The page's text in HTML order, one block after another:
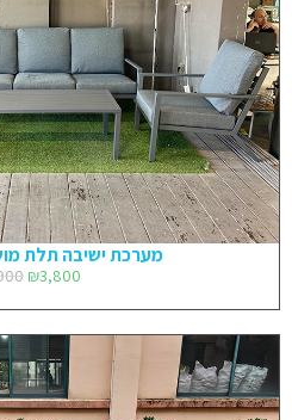
מערכת ישיבה תלת
₪3,800